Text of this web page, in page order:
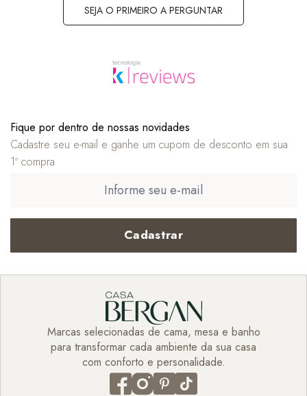
SEJA O PRIMEIRO A PERGUNTAR
Fique por dentro de nossas novidades
Cadastre seu e-mail e ganhe um cupom de desconto em sua
1ª compra
Cadastrar
Marcas selecionadas de cama, mesa e banho
para transformar cada ambiente da sua casa
com conforto e personalidade.